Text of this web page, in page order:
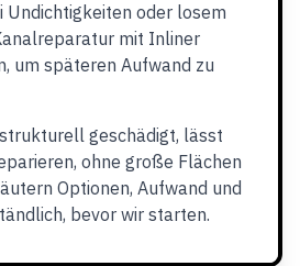
Undichtigkeiten oder losem
mit Inliner
um späteren Aufwand zu
geschädigt, lässt
ohne große Flächen
Optionen, Aufwand und
bevor wir starten.